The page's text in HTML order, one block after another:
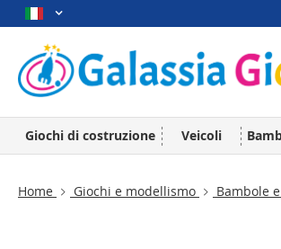
Giochi di costruzione Veicoli
Home Giochi e modellismo Bambole